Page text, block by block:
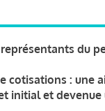
du
cotisations : une
initial et devenue